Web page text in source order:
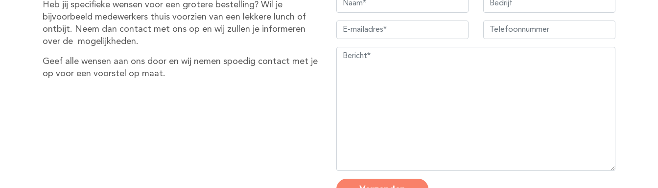
Heb jij specifieke wensen voor een grotere bestelling? Wil je
bijvoorbeeld medewerkers thuis voorzien van een lekkere lunch of
ontbijt. Neem dan contact met ons op en wij zullen je informeren
over de mogelijkheden.
Geef alle wensen aan ons door en wij nemen spoedig contact met je
op voor een voorstel op maat.